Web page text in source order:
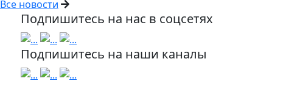
Все новости
Подпишитесь на нас в соцсетях
Подпишитесь на наши каналы